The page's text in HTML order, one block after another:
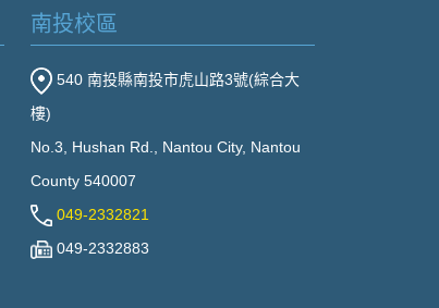
南投校區
540 南投縣南投市虎山路3號(綜合大
樓)
No.3, Hushan Rd., Nantou City, Nantou
County 540007
049-2332821
049-2332883